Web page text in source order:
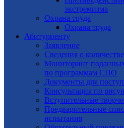
экстремизма
Охрана труда
Охрана труда
Абитуриенту
Заявление
Cведения о
Мониторинг
по программам СПО
Документы для
Консультация по
Вступительные
Предварительные
испытания